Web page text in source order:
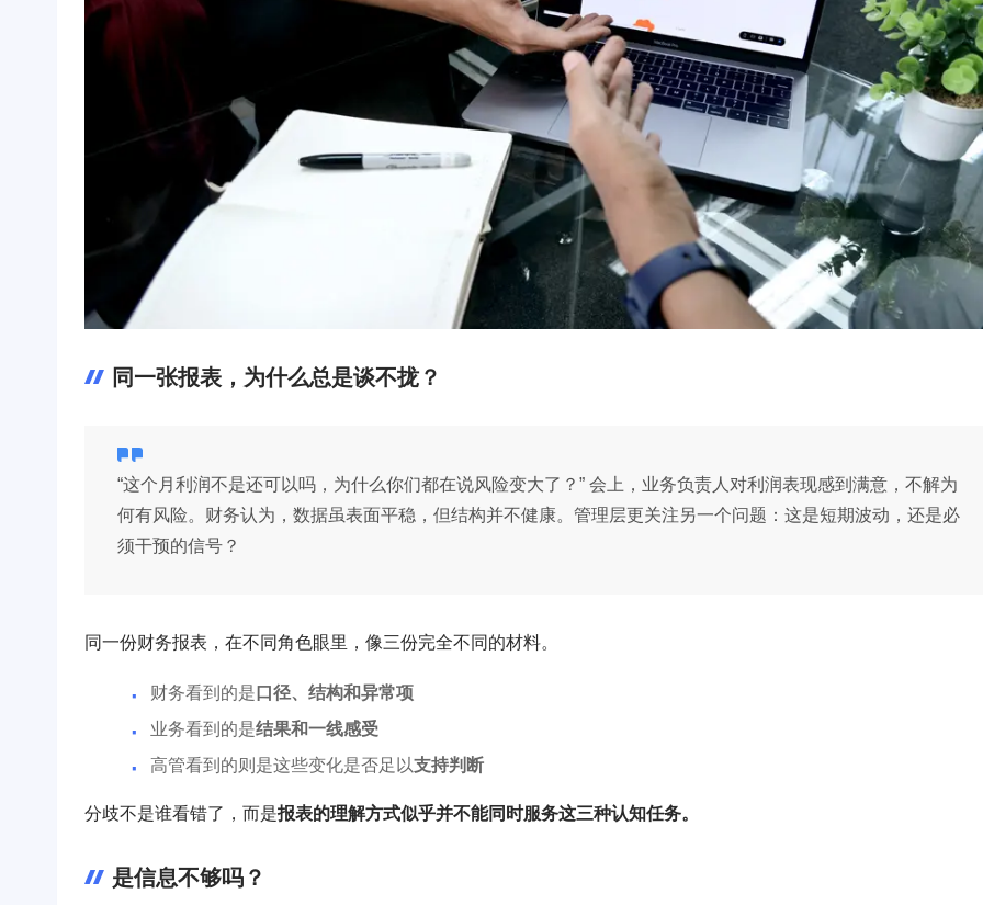
同一张报表，为什么总是谈不拢？
“这个月利润不是还可以吗，为什么你们都在说风险变大了？” 会上，业务负责人对利润表现感到满意，不解为
何有风险。财务认为，数据虽表面平稳，但结构并不健康。管理层更关注另一个问题：这是短期波动，还是必
须干预的信号？
同一份财务报表，在不同角色眼里，像三份完全不同的材料。
财务看到的是 口径、结构和异常项
业务看到的是结果和一线感受
高管看到的则是这些变化是否足以支持判断
分歧不是谁看错了，而是报表的理解方式似乎并不能同时服务这三种认知任务。
是信息不够吗？